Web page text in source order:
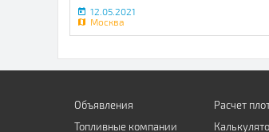
12.05.2021
Москва
Объявления
Топливные компании
Расчет